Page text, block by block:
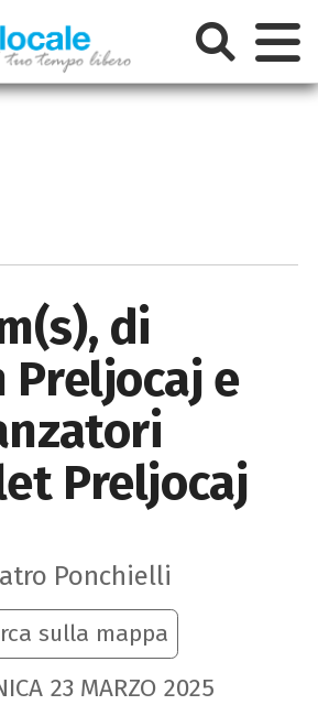
di
Preljocaj e
Preljocaj
Ponchielli
sulla mappa
23 MARZO 2025